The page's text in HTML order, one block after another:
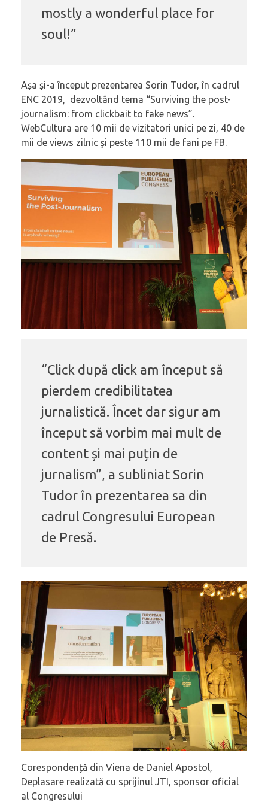
mostly a wonderful place for
soul!”
Așa și-a început prezentarea Sorin Tudor, în cadrul
ENC 2019, dezvoltând tema “Surviving the post-
journalism: from clickbait to fake news”.
WebCultura are 10 mii de vizitatori unici pe zi, 40 de
mii de views zilnic și peste 110 mii de fani pe FB.
“Click după click am început să
pierdem credibilitatea
jurnalistică. Încet dar sigur am
început să vorbim mai mult de
content și mai puțin de
jurnalism”, a subliniat Sorin
Tudor în prezentarea sa din
cadrul Congresului European
de Presă.
Corespondență din Viena de Daniel Apostol,
Deplasare realizată cu sprijinul JTI, sponsor oficial
al Congresului